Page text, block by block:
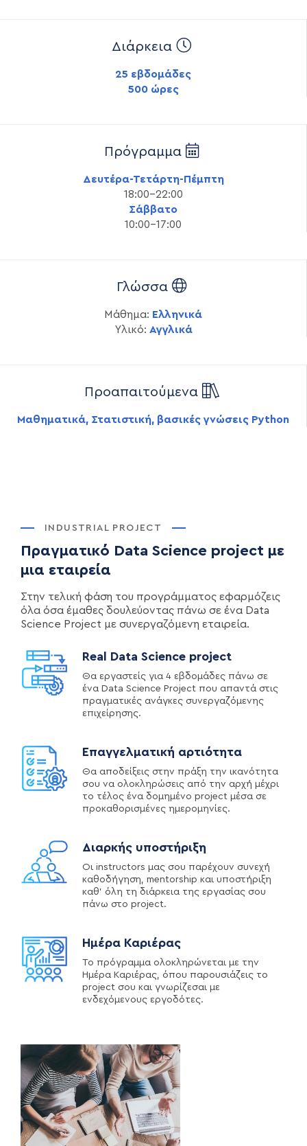
Διάρκεια
25 εβδομάδες
500 ώρες
Πρόγραμμα
Δευτέρα-Τετάρτη-Πέμπτη
18:00-22:00
Σάββατο
10:00-17:00
Γλώσσα
Μάθημα: Ελληνικά
Υλικό: Αγγλικά
Προαπαιτούμενα
Μαθηματικά, Στατιστική, βασικές γνώσεις Python
INDUSTRIAL PROJECT
Πραγματικό Data Science project με
μια εταιρεία
Στην τελική φάση του προγράμματος εφαρμόζεις
όλα όσα έμαθες δουλεύοντας πάνω σε ένα Data
Science Project με συνεργαζόμενη εταιρεία.
Real Data Science project
Θα εργαστείς για 4 εβδομάδες πάνω σε
ένα Data Science Project που απαντά στις
πραγματικές ανάγκες συνεργαζόμενης
επιχείρησης.
Επαγγελματική αρτιότητα
Θα αποδείξεις στην πράξη την ικανότητα
σου να ολοκληρώσεις από την αρχή μέχρι
το τέλος ένα δομημένο project μέσα σε
προκαθορισμένες ημερομηνίες.
Διαρκής υποστήριξη
Οι instructors μας σου παρέχουν συνεχή
καθοδήγηση, mentorship και υποστήριξη
καθ' όλη τη διάρκεια της εργασίας σου
πάνω στο project.
Ημέρα Καριέρας
Το πρόγραμμα ολοκληρώνεται με την
Ημέρα Καριέρας, όπου παρουσιάζεις το
project σου και γνωρίζεσαι με
ενδεχόμενους εργοδότες.